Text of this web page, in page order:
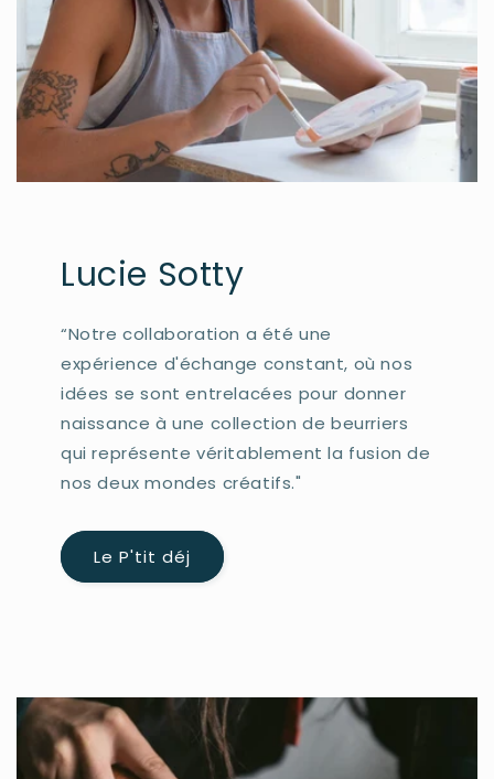
Lucie Sotty
“Notre collaboration a été une
expérience d'échange constant, où nos
idées se sont entrelacées pour donner
naissance à une collection de beurriers
qui représente véritablement la fusion de
nos deux mondes créatifs."
Le P'tit déj